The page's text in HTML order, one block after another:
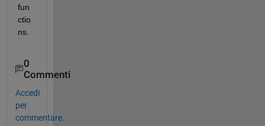
fun
ctio
ns.
0
Commenti
Accedi
per
commentare.